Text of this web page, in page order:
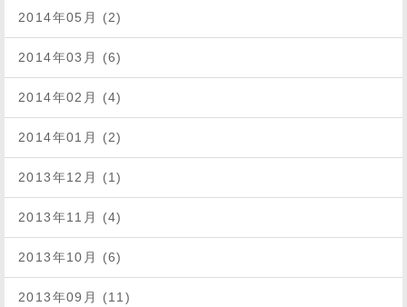
2014年05月 (2)
2014年03月 (6)
2014年02月 (4)
2014年01月 (2)
2013年12月 (1)
2013年11月 (4)
2013年10月 (6)
2013年09月 (11)